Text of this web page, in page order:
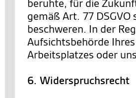
beruhte, für die
gemäß Art. 77
beschweren. In der
Aufsichtsbehörde
Arbeitsplatzes oder
6. Widerspruchsrecht